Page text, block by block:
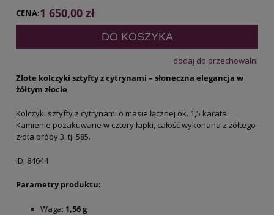
CENA:1 650,00 zł
DO KOSZYKA
dodaj do przechowalni
Złote kolczyki sztyfty z cytrynami – słoneczna elegancja w
żółtym złocie
Kolczyki sztyfty z cytrynami o masie łącznej ok. 1,5 karata.
Kamienie pozakuwane w cztery łapki, całość wykonana z żółtego
złota próby 3, tj. 585.
ID: 84644
Parametry produktu:
Waga: 1,56g